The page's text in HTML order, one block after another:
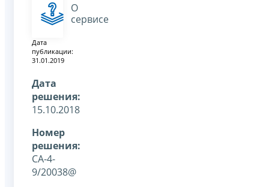
О
сервисе
Дата
публикации:
31.01.2019
Дата
решения:
15.10.2018
Номер
решения:
СА-4-
9/20038@